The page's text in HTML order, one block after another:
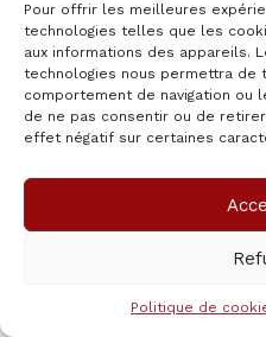
Pour offrir les meilleures
technologies telles que les
aux informations des appareils.
technologies nous permettra
comportement de navigation ou
de ne pas consentir ou de
effet négatif sur certaines
Politique de
Voir la page
Ver el
[AWPCPSHOWAD]
Copyright © 2026 pasion-